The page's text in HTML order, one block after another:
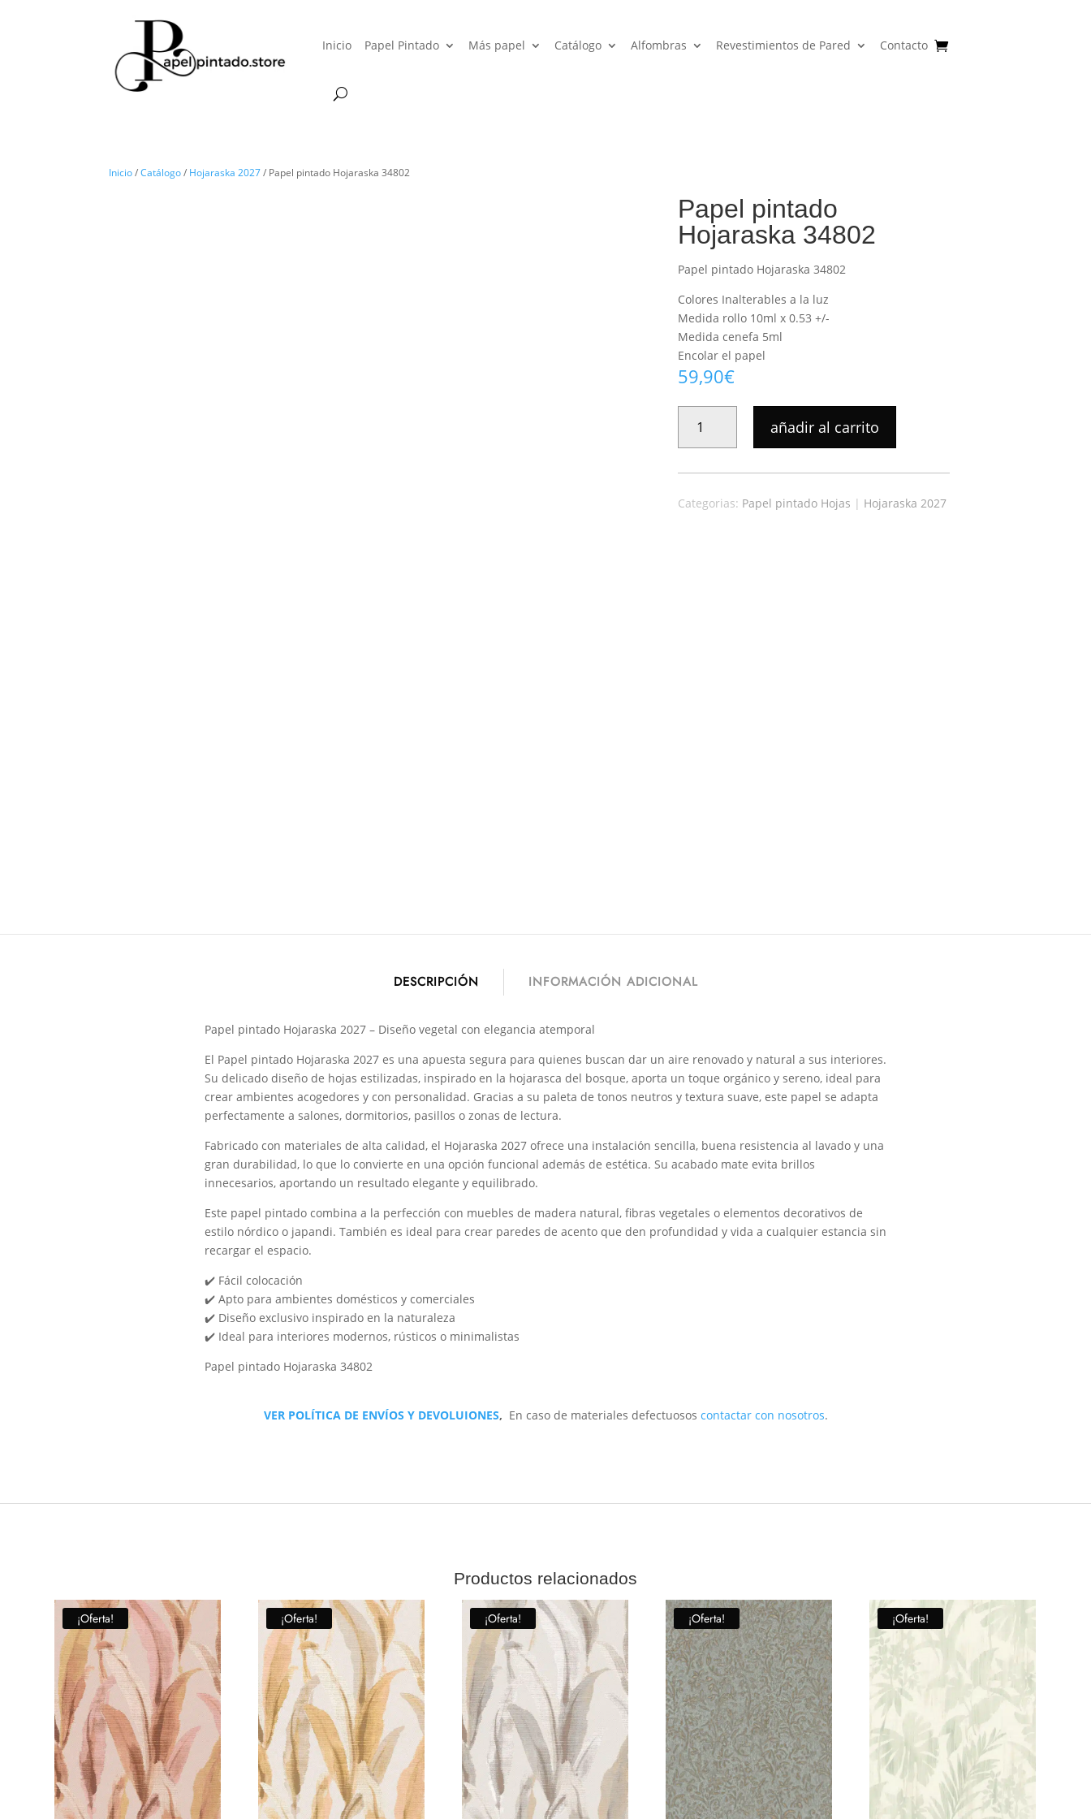
Inicio Papel Pintado Más papel Catálogo Alfombras Revestimientos de Pared Contacto
Inicio/Catálogo/ Hojaraska 2027/ Papel pintado Hojaraska 34802
Papel pintado
Hojaraska 34802
Papel pintado Hojaraska 34802
Colores Inalterables a la luz
Medida rollo 10ml x 0.53 +/-
Medida cenefa 5ml
Encolar el papel
59,90€
PINTADO
HOJARASKA
34802
añadir al carrito
Categorias: Papel pintado Hojas | Hojaraska 2027
DESCRIPCIÓN INFORMACIÓN ADICIONAL
Papel pintado Hojaraska 2027 – Diseño vegetal con elegancia atemporal
El Papel pintado Hojaraska 2027 es una apuesta segura para quienes buscan dar un aire renovado y natural a sus interiores.
Su delicado diseño de hojas estilizadas, inspirado en la hojarasca del bosque, aporta un toque orgánico y sereno, ideal para
crear ambientes acogedores y con personalidad. Gracias a su paleta de tonos neutros y textura suave, este papel se adapta
perfectamente a salones, dormitorios, pasillos o zonas de lectura.
Fabricado con materiales de alta calidad, el Hojaraska 2027 ofrece una instalación sencilla, buena resistencia al lavado y una
gran durabilidad, lo que lo convierte en una opción funcional además de estética. Su acabado mate evita brillos
innecesarios, aportando un resultado elegante y equilibrado.
Este papel pintado combina a la perfección con muebles de madera natural, fibras vegetales o elementos decorativos de
estilo nórdico o japandi. También es ideal para crear paredes de acento que den profundidad y vida a cualquier estancia sin
recargar el espacio.
✔️ Fácil colocación
✔️ Apto para ambientes domésticos y comerciales
✔️ Diseño exclusivo inspirado en la naturaleza
✔️ Ideal para interiores modernos, rústicos o minimalistas
Papel pintado Hojaraska 34802
VER POLÍTICA DE ENVÍOS Y DEVOLUIONES, En caso de materiales defectuosos contactar con nosotros.
Productos relacionados
¡Oferta! ¡Oferta! ¡Oferta! ¡Oferta! ¡Oferta!